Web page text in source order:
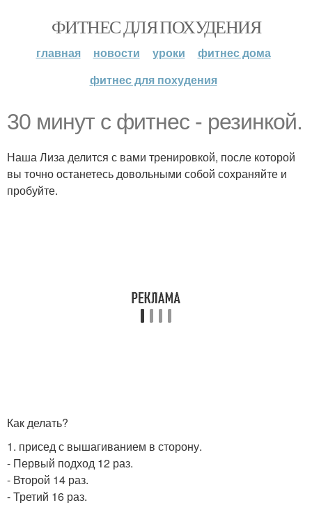
ФИТНЕС ДЛЯ ПОХУДЕНИЯ
главная новости уроки
фитнес дома
фитнес для похудения
30 минут с фитнес - резинкой.
Наша Лиза делится с вами тренировкой, после которой
вы точно останетесь довольными собой сохраняйте и
пробуйте.
Как делать?
1. присед с вышагиванием в сторону.
- Первый подход 12 раз.
- Второй 14 раз.
- Третий 16 раз.